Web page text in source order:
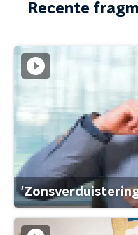
Recente